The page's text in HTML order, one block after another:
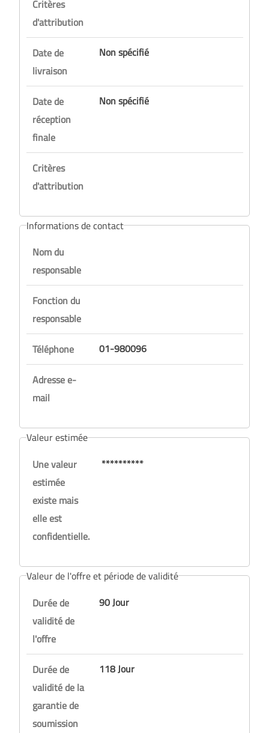
Critères
d'attribution
Date de
livraison
Non spécifié
Date de
réception
finale
Non spécifié
Critères
d'attribution
Informations de contact
Nom du
responsable
Fonction du
responsable
Téléphone
01-980096
Adresse e-
mail
Valeur estimée
Une valeur
estimée
existe mais
elle est
confidentielle.
**********
Valeur de l'offre et période de validité
Durée de
validité de
l'offre
90 Jour
Durée de
validité de la
garantie de
soumission
118 Jour